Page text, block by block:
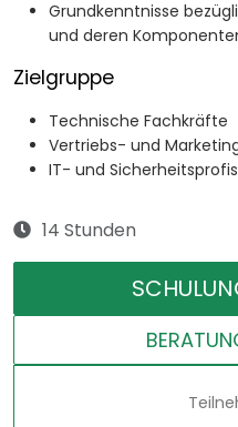
Grundkenntnisse
und deren
Zielgruppe
Technische Fachkräfte
Vertriebs- und
IT- und Sicherheitsprofis
14 Stunden